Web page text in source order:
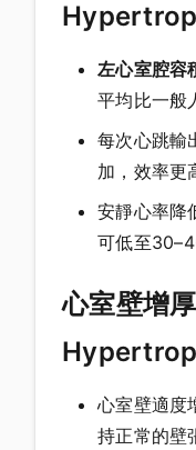
左心室腔容
平均比一般
每次心跳輸
加，效率更
安靜心率
可低至
心室壁增
心室壁適度
持正常的壁